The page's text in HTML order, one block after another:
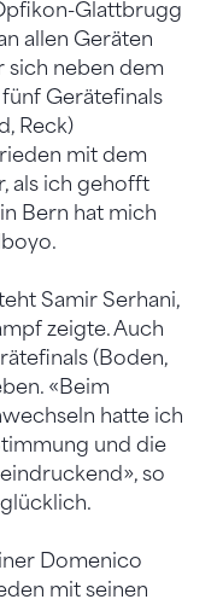
Glattbrugg
allen Geräten
sich neben dem
Gerätefinals
Reck)
mit dem
als ich gehofft
Bern hat mich
Samir Serhani,
zeigte. Auch
(Boden,
«Beim
hatte ich
und die
so
Domenico
mit seinen